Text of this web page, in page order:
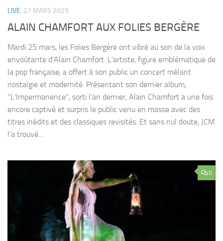
LIVE 27 MARS 2025
ALAIN CHAMFORT AUX FOLIES BERGÈRE
Mardi 25 mars, les Folies Bergère ont vibré au son de la voix
envoûtante d’Alain Chamfort. L’artiste, figure emblématique de
la pop française, a offert à son public un concert mêlant
nostalgie et modernité. Présentant son dernier album,
“L’Impermanence”, sorti l’an dernier, Alain Chamfort a une fois
encore captivé et surpris le public venu en masse avec des
titres inédits et des classiques revisités. Et sans nul doute, JCM
l’a trouvé...
0